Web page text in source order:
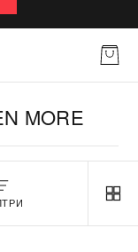
MORE